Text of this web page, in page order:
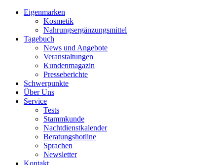
Eigenmarken
Kosmetik
Nahrungsergänzungsmittel
Tagebuch
News und Angebote
Veranstaltungen
Kundenmagazin
Presseberichte
Schwerpunkte
Über Uns
Service
Tests
Stammkunde
Nachtdienstkalender
Beratungshotline
Sprachen
Newsletter
Kontakt